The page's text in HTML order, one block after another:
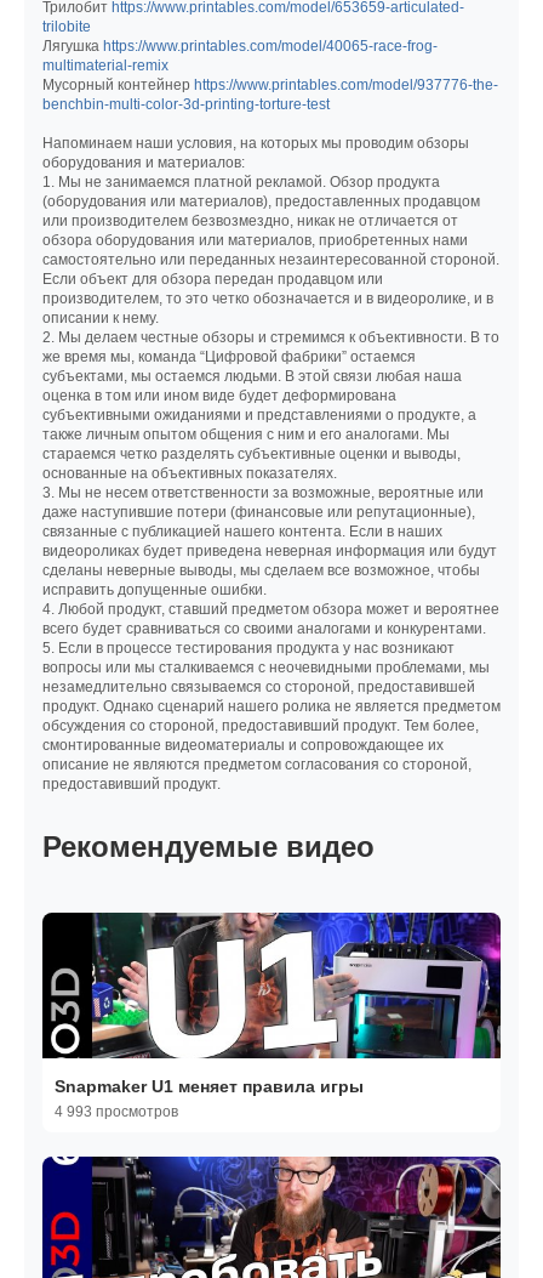
Трилобит https://www.printables.com/model/653659-articulated-
trilobite
Лягушка https://www.printables.com/model/40065-race-frog-
multimaterial-remix
Мусорный контейнер https://www.printables.com/model/937776-the-
benchbin-multi-color-3d-printing-torture-test
Напоминаем наши условия, на которых мы проводим обзоры
оборудования и материалов:
1. Мы не занимаемся платной рекламой. Обзор продукта
(оборудования или материалов), предоставленных продавцом
или производителем безвозмездно, никак не отличается от
обзора оборудования или материалов, приобретенных нами
самостоятельно или переданных незаинтересованной стороной.
Если объект для обзора передан продавцом или
производителем, то это четко обозначается и в видеоролике, и в
описании к нему.
2. Мы делаем честные обзоры и стремимся к объективности. В то
же время мы, команда “Цифровой фабрики” остаемся
субъектами, мы остаемся людьми. В этой связи любая наша
оценка в том или ином виде будет деформирована
субъективными ожиданиями и представлениями о продукте, а
также личным опытом общения с ним и его аналогами. Мы
стараемся четко разделять субъективные оценки и выводы,
основанные на объективных показателях.
3. Мы не несем ответственности за возможные, вероятные или
даже наступившие потери (финансовые или репутационные),
связанные с публикацией нашего контента. Если в наших
видеороликах будет приведена неверная информация или будут
сделаны неверные выводы, мы сделаем все возможное, чтобы
исправить допущенные ошибки.
4. Любой продукт, ставший предметом обзора может и вероятнее
всего будет сравниваться со своими аналогами и конкурентами.
5. Если в процессе тестирования продукта у нас возникают
вопросы или мы сталкиваемся с неочевидными проблемами, мы
незамедлительно связываемся со стороной, предоставившей
продукт. Однако сценарий нашего ролика не является предметом
обсуждения со стороной, предоставивший продукт. Тем более,
смонтированные видеоматериалы и сопровождающее их
описание не являются предметом согласования со стороной,
предоставивший продукт.
Рекомендуемые видео
Snapmaker U1 меняет правила игры
4 993 просмотров